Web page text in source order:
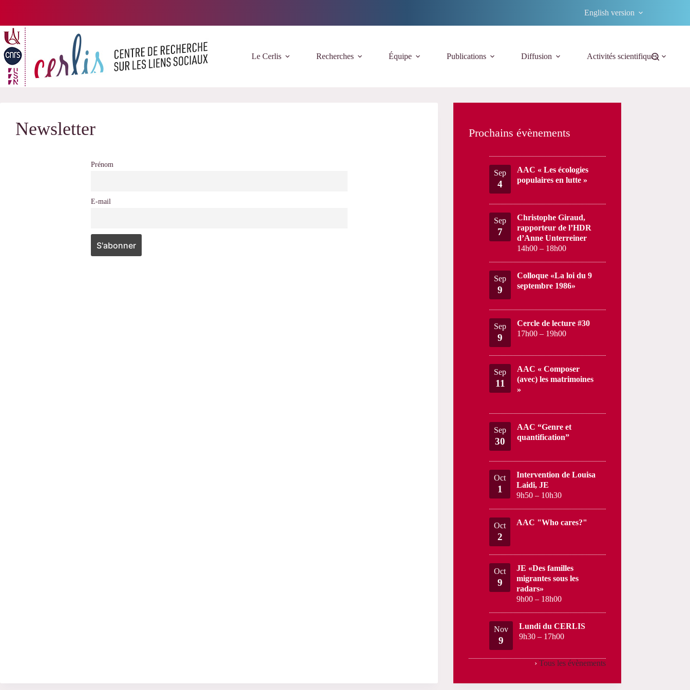
English version
Le Cerlis Recherches Équipe Publications Diffusion Activités scientifiques
Newsletter
Prénom
E-mail
Prochains évènements
Sep
4
AAC « Les écologies
populaires en lutte »
Sep
7
Christophe Giraud,
rapporteur de l’HDR
d’Anne Unterreiner
14h00 – 18h00
Sep
9
Colloque «La loi du 9
septembre 1986»
Sep
9
Cercle de lecture #30
17h00 – 19h00
Sep
11
AAC « Composer
(avec) les matrimoines
»
Sep
30
AAC “Genre et
quantification”
Oct
1
Intervention de Louisa
Laidi, JE
9h50 – 10h30
Oct
2
AAC "Who cares?"
Oct
9
JE «Des familles
migrantes sous les
radars»
9h00 – 18h00
Nov
9
Lundi du CERLIS
9h30 – 17h00
› Tous les évènements